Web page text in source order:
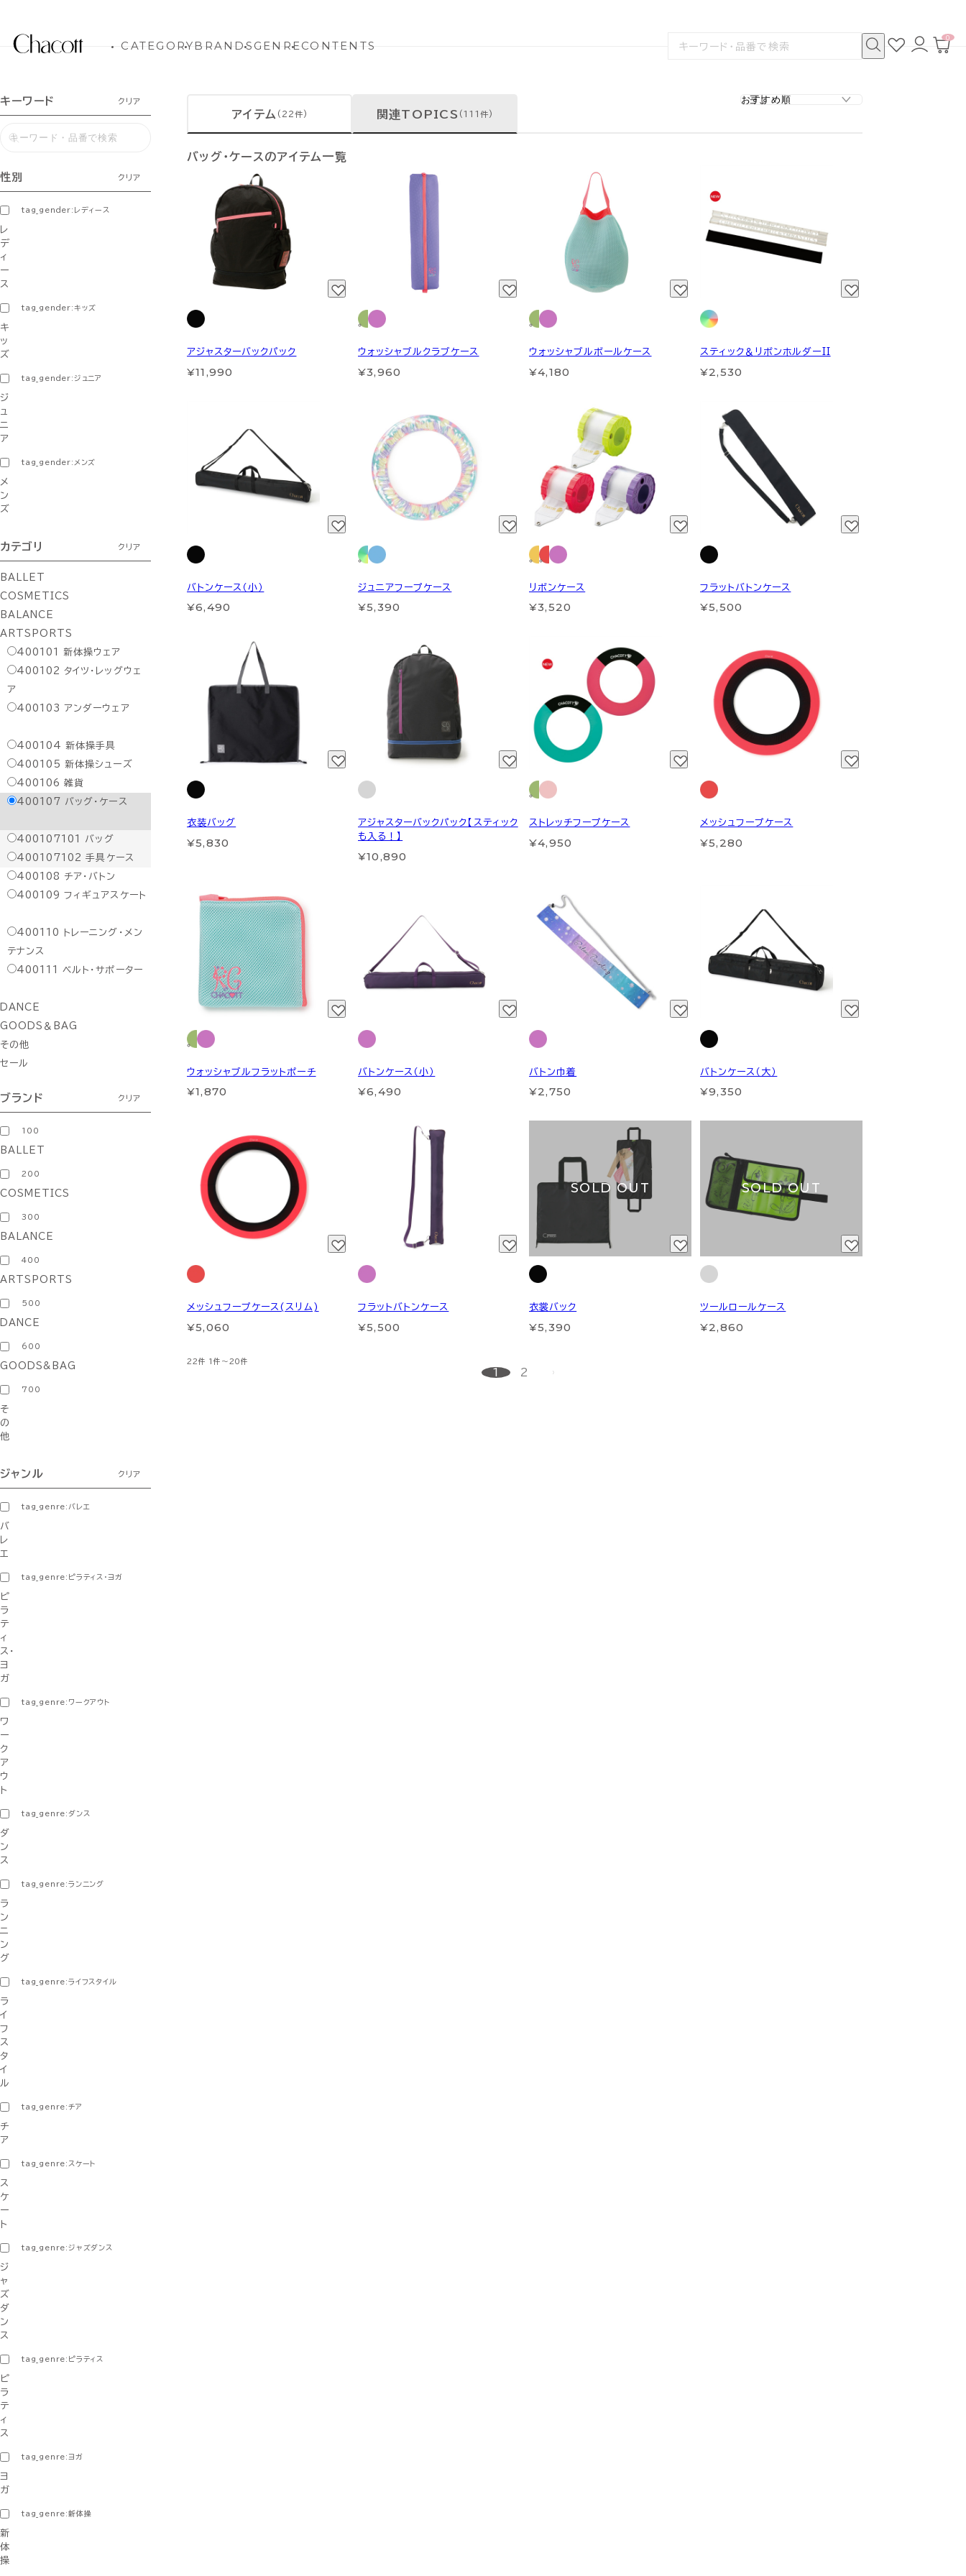
CATEGORYBRANDSGENRECONTENTS
検
お
気
ロ
グ
カ
0
キーワード クリア
性別 クリア
tag_gender:レディース
レ
デ
ィ
ー
ス
tag_gender:キッズ
キ
ッ
ズ
tag_gender:ジュニア
ジ
ュ
ニ
ア
tag_gender:メンズ
メ
ン
ズ
カテゴリ クリア
BALLET
COSMETICS
BALANCE
ARTSPORTS
400101
新体操ウェア
400102 タイツ・レッグウェ
ア
400103 アンダーウェア
400104 新体操手具
400105 新体操シューズ
400106 雑貨
400107
バッグ・ケース
400107101
バッグ
400107102 手具ケース
400108
チア・バトン
400109 フィギュアスケート
400110
トレーニング・メン
テナンス
400111
ベルト・サポーター
DANCE
GOODS＆BAG
その他
セール
ブランド クリア
100
BALLET
200
COSMETICS
300
BALANCE
400
ARTSPORTS
500
DANCE
600
GOODS&BAG
700
そ
の
他
ジャンル クリア
tag_genre:バレエ
バ
レ
エ
tag_genre:ピラティス・ヨガ
ピ
ラ
テ
ィ
ス・
ヨ
ガ
tag_genre:ワークアウト
ワ
ー
ク
ア
ウ
ト
tag_genre:ダンス
ダ
ン
ス
tag_genre:ランニング
ラ
ン
ニ
ン
グ
tag_genre:ライフスタイル
ラ
イ
フ
ス
タ
イ
ル
tag_genre:チア
チ
ア
tag_genre:スケート
ス
ケ
ー
ト
tag_genre:ジャズダンス
ジ
ャ
ズ
ダ
ン
ス
tag_genre:ピラティス
ピ
ラ
テ
ィ
ス
tag_genre:ヨガ
ヨ
ガ
tag_genre:新体操
新
体
操
アイテム (22件) 関連TOPICS (111件)
バッグ・ケースのアイテム一覧
アジャスターバックパック
¥11,990
ウォッシャブルクラブケース
¥3,960
ウォッシャブルボールケース
¥4,180
スティック＆リボンホルダーII
¥2,530
バトンケース（小）
¥6,490
ジュニアフープケース
¥5,390
リボンケース
¥3,520
フラットバトンケース
¥5,500
衣装バッグ
¥5,830
アジャスターバックパック【スティック
も入る！】
¥10,890
ストレッチフープケース
¥4,950
メッシュフープケース
¥5,280
ウォッシャブルフラットポーチ
¥1,870
バトンケース（小）
¥6,490
バトン巾着
¥2,750
バトンケース（大）
¥9,350
メッシュフープケース(スリム)
¥5,060
フラットバトンケース
¥5,500
SOLD OUT
衣裳バック
¥5,390
SOLD OUT
ツールロールケース
¥2,860
22件 1件～20件
1 2